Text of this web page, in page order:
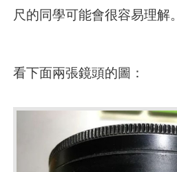
尺的同學可能會很容易理解。
看下面兩張鏡頭的圖：